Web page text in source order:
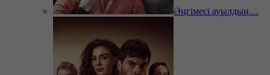
Әңгімесі ауылдың…